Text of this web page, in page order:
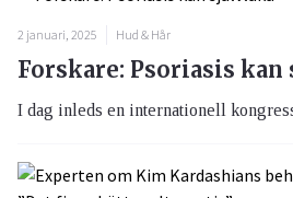
2 januari, 2025 Hud & Hår
Forskare: Psoriasis kan
I dag inleds en internationell